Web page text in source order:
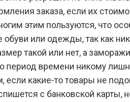
заказа, если их
этим пользуются, что
обуви или одежды, так как
такой или нет, а
период времени никому
если какие-то товары не
с банковской карты,